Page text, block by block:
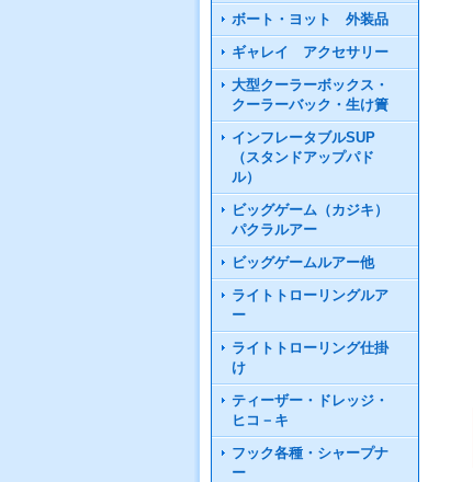
ボート・ヨット 外装品
ギャレイ アクセサリー
大型クーラーボックス・
クーラーバック・生け簀
インフレータブルSUP
（スタンドアップパド
ル）
ビッグゲーム（カジキ）
パクラルアー
ビッグゲームルアー他
ライトトローリングルア
ー
ライトトローリング仕掛
け
ティーザー・ドレッジ・
ヒコ－キ
フック各種・シャープナ
ー